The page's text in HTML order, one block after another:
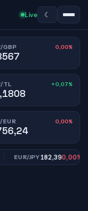
Live ☾
GBP 0,00%
TL +0,07%
EUR 0,00%
EUR/JPY182,390,00%